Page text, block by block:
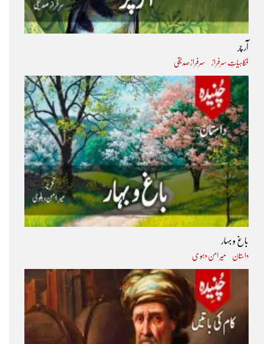
آر چر
فکاہیاتِ سرفراز سرفراز صدیقی
باغ و بہار
داستان میر امن دہو ی